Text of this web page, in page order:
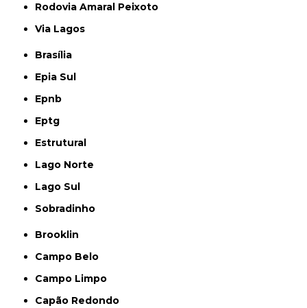
Rodovia Amaral Peixoto
Via Lagos
Brasília
Epia Sul
Epnb
Eptg
Estrutural
Lago Norte
Lago Sul
Sobradinho
Brooklin
Campo Belo
Campo Limpo
Capão Redondo